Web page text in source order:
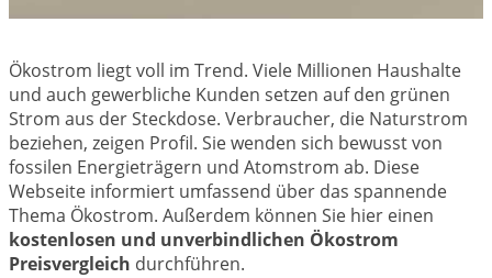
Ökostrom liegt voll im Trend. Viele Millionen Haushalte
und auch gewerbliche Kunden setzen auf den grünen
Strom aus der Steckdose. Verbraucher, die Naturstrom
beziehen, zeigen Profil. Sie wenden sich bewusst von
fossilen Energieträgern und Atomstrom ab. Diese
Webseite informiert umfassend über das spannende
Thema Ökostrom. Außerdem können Sie hier einen
kostenlosen und unverbindlichen Ökostrom
Preisvergleich durchführen.